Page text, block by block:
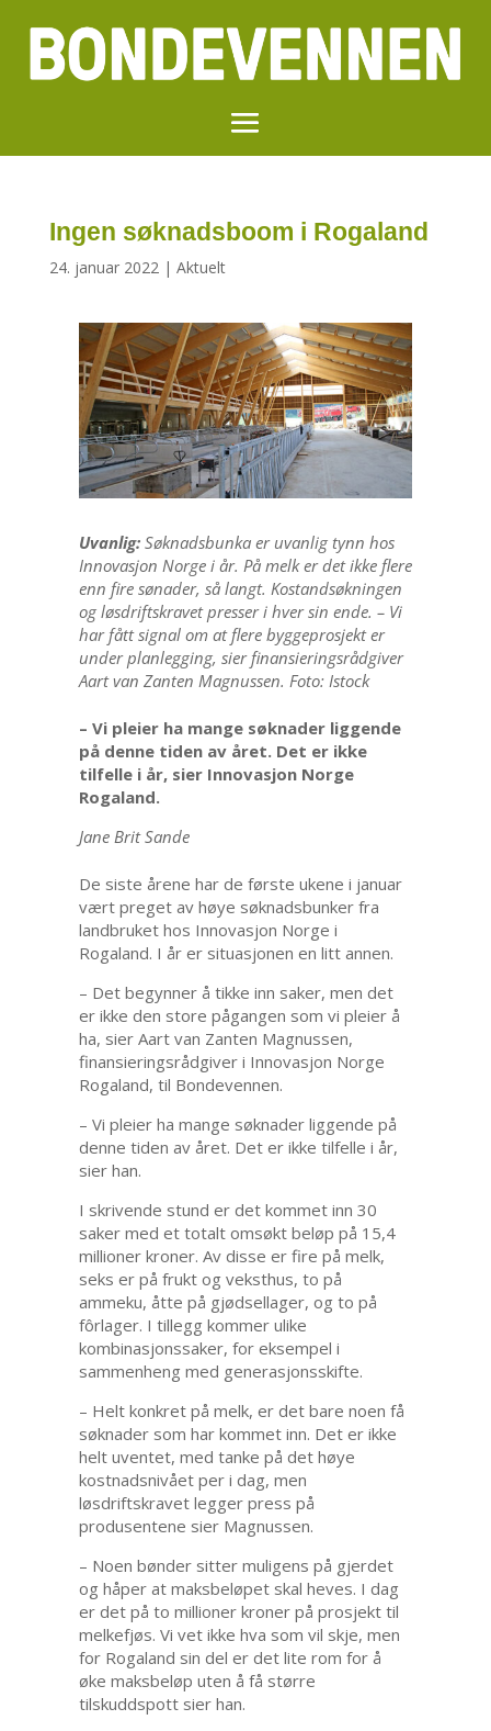
Ingen søknadsboom i Rogaland
24. januar 2022| Aktuelt
Uvanlig:Søknadsbunka er uvanlig tynn hos
Innovasjon Norge i år. På melk er det ikke flere
enn fire sønader, så langt. Kostandsøkningen
og løsdriftskravet presser i hver sin ende. – Vi
har fått signal om at flere byggeprosjekt er
under planlegging, sier finansieringsrådgiver
Aart van Zanten Magnussen. Foto: Istock
– Vi pleier ha mange søknader liggende
på denne tiden av året. Det er ikke
tilfelle i år, sier Innovasjon Norge
Rogaland.
Jane Brit Sande
De siste årene har de første ukene i januar
vært preget av høye søknadsbunker fra
landbruket hos Innovasjon Norge i
Rogaland. I år er situasjonen en litt annen.
– Det begynner å tikke inn saker, men det
er ikke den store pågangen som vi pleier å
ha, sier Aart van Zanten Magnussen,
finansieringsrådgiver i Innovasjon Norge
Rogaland, til Bondevennen.
– Vi pleier ha mange søknader liggende på
denne tiden av året. Det er ikke tilfelle i år,
sier han.
I skrivende stund er det kommet inn 30
saker med et totalt omsøkt beløp på 15,4
millioner kroner. Av disse er fire på melk,
seks er på frukt og veksthus, to på
ammeku, åtte på gjødsellager, og to på
fôrlager. I tillegg kommer ulike
kombinasjonssaker, for eksempel i
sammenheng med generasjonsskifte.
– Helt konkret på melk, er det bare noen få
søknader som har kommet inn. Det er ikke
helt uventet, med tanke på det høye
kostnadsnivået per i dag, men
løsdriftskravet legger press på
produsentene sier Magnussen.
– Noen bønder sitter muligens på gjerdet
og håper at maksbeløpet skal heves. I dag
er det på to millioner kroner på prosjekt til
melkefjøs. Vi vet ikke hva som vil skje, men
for Rogaland sin del er det lite rom for å
øke maksbeløp uten å få større
tilskuddspott sier han.